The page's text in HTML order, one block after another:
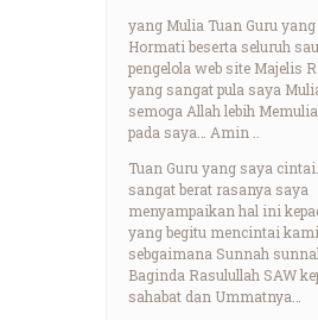
yang Mulia Tuan Guru
Hormati beserta seluruh
pengelola web site Majelis
yang sangat pula saya
semoga Allah lebih
pada saya… Amin ..
Tuan Guru yang saya cintai..
sangat berat rasanya saya
menyampaikan hal ini
yang begitu mencintai kami
sebgaimana Sunnah
Baginda Rasulullah SAW
sahabat dan Ummatnya…